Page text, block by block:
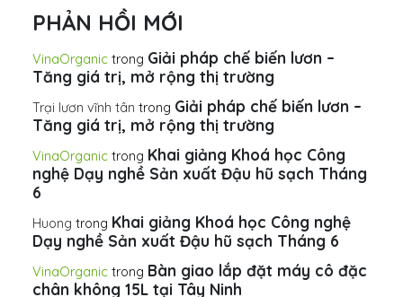
PHẢN HỒI MỚI
VinaOrganic trong Giải pháp chế biến lươn –
Tăng giá trị, mở rộng thị trường
Trại lươn vĩnh tân trong Giải pháp chế biến lươn –
Tăng giá trị, mở rộng thị trường
VinaOrganic trong Khai giảng Khoá học Công
nghệ Dạy nghề Sản xuất Đậu hũ sạch Tháng
6
Huong trong Khai giảng Khoá học Công nghệ
Dạy nghề Sản xuất Đậu hũ sạch Tháng 6
VinaOrganic trong Bàn giao lắp đặt máy cô đặc
chân không 15L tại Tây Ninh